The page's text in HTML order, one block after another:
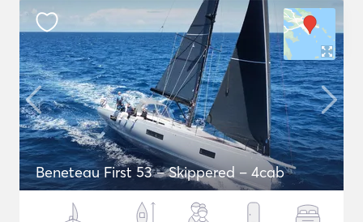
Beneteau First 53 – Skippered – 4cab